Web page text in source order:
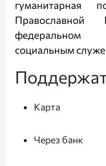
гуманитарная
федеральном
социальным
Карта
Через банк